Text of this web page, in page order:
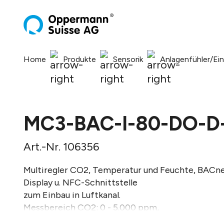
Home Produkte Sensorik Anlagenfühler/
MC3-BAC-I-80-DO-
Art.-Nr. 106356
Multiregler CO2, Temperatur und Feuchte,
Display u. NFC-Schnittstelle
zum Einbau in Luftkanal.
Messbereich CO2: 0 - 5.000 ppm,